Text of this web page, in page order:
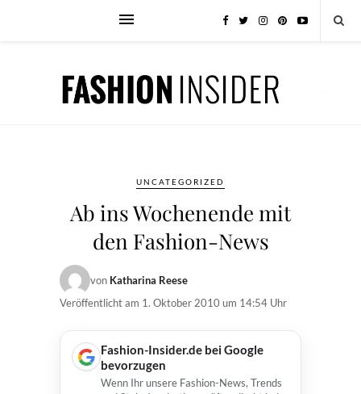
UNCATEGORIZED
Ab ins Wochenende mit
den Fashion-News
von Katharina Reese
Veröffentlicht am 1. Oktober 2010 um 14:54 Uhr
Fashion-Insider.de bei Google
bevorzugen
Wenn Ihr unsere Fashion-News, Trends